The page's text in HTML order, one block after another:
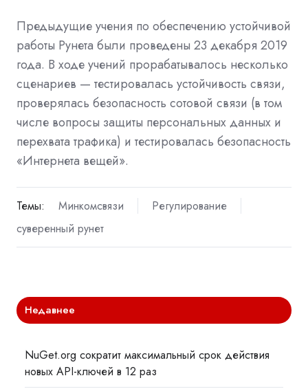
Предыдущие учения по обеспечению устойчивой
работы Рунета были проведены 23 декабря 2019
года. В ходе учений прорабатывалось несколько
сценариев — тестировалась устойчивость связи,
проверялась безопасность сотовой связи (в том
числе вопросы защиты персональных данных и
перехвата трафика) и тестировалась безопасность
«Интернета вещей».
Темы: Минкомсвязи
Регулирование
суверенный рунет
Недавнее
NuGet.org сократит максимальный срок действия
новых API-ключей в 12 раз